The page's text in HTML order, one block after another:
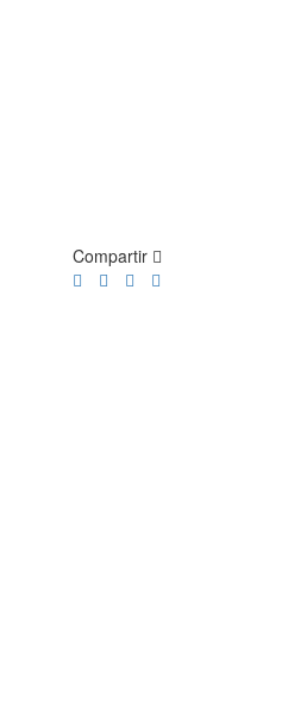
Compartir